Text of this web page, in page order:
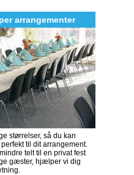
arrangementer
størrelser, så du kan
til dit arrangement.
telt til en privat fest
gæster, hjælper vi dig